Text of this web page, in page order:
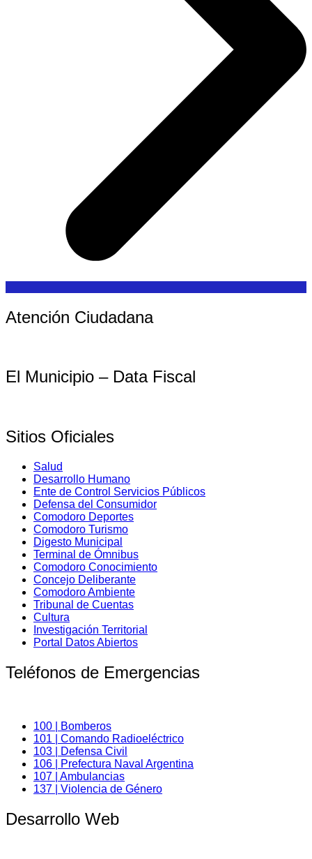
Atención Ciudadana
El Municipio – Data Fiscal
Sitios Oficiales
Salud
Desarrollo Humano
Ente de Control Servicios Públicos
Defensa del Consumidor
Comodoro Deportes
Comodoro Turismo
Digesto Municipal
Terminal de Ómnibus
Comodoro Conocimiento
Concejo Deliberante
Comodoro Ambiente
Tribunal de Cuentas
Cultura
Investigación Territorial
Portal Datos Abiertos
Teléfonos de Emergencias
100 | Bomberos
101 | Comando Radioeléctrico
103 | Defensa Civil
106 | Prefectura Naval Argentina
107 | Ambulancias
137 | Violencia de Género
Desarrollo Web